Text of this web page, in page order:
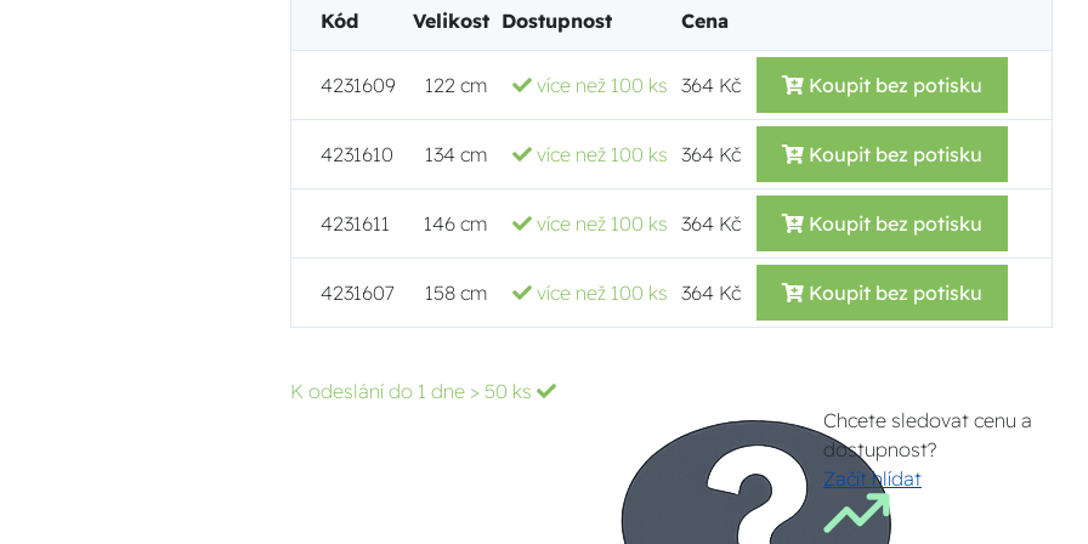
Kód Velikost Dostupnost Cena
4231609 122 cm více než 100 ks 364 Kč Koupit bez potisku
4231610 134 cm více než 100 ks 364 Kč Koupit bez potisku
4231611 146 cm více než 100 ks 364 Kč Koupit bez potisku
4231607 158 cm více než 100 ks 364 Kč Koupit bez potisku
K odeslání do 1 dne > 50 ks
Chcete sledovat cenu a
dostupnost?
Začít hlídat